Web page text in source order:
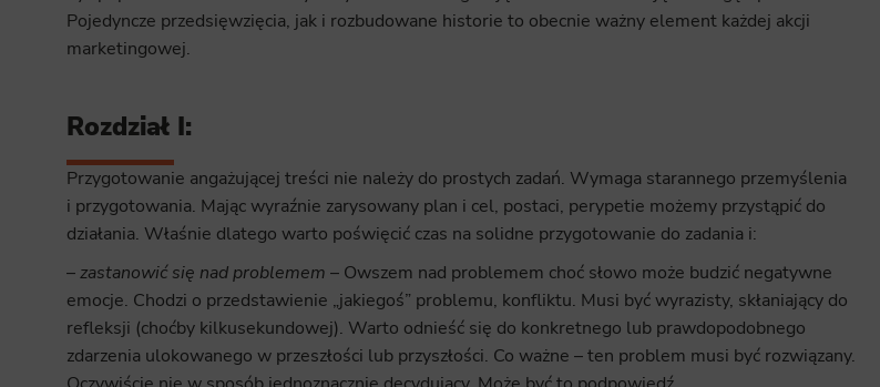
Pojedyncze przedsięwzięcia, jak i rozbudowane historie to obecnie ważny element każdej akcji
marketingowej.
Rozdział I:
Przygotowanie angażującej treści nie należy do prostych zadań. Wymaga starannego przemyślenia
i przygotowania. Mając wyraźnie zarysowany plan i cel, postaci, perypetie możemy przystąpić do
działania. Właśnie dlatego warto poświęcić czas na solidne przygotowanie do zadania i:
–zastanowić się nad problemem – Owszem nad problemem choć słowo może budzić negatywne
emocje. Chodzi o przedstawienie „jakiegoś” problemu, konfliktu. Musi być wyrazisty, skłaniający do
refleksji (choćby kilkusekundowej). Warto odnieść się do konkretnego lub prawdopodobnego
zdarzenia ulokowanego w przeszłości lub przyszłości. Co ważne – ten problem musi być rozwiązany.